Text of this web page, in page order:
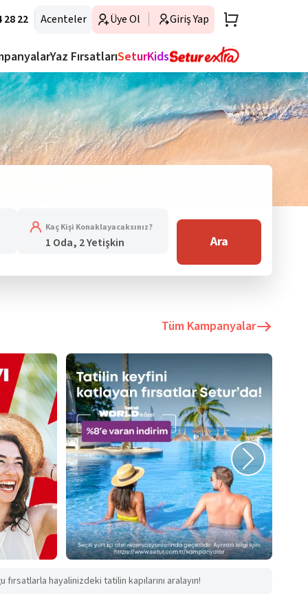
28 22 Acenteler Üye Ol Giriş Yap
Yaz FırsatlarıSeturKids
Kaç Kişi Konaklayacaksınız?
1 Oda, 2 Yetişkin Ara
Tüm Kampanyalar
hayalinizdeki tatilin kapılarını aralayın!